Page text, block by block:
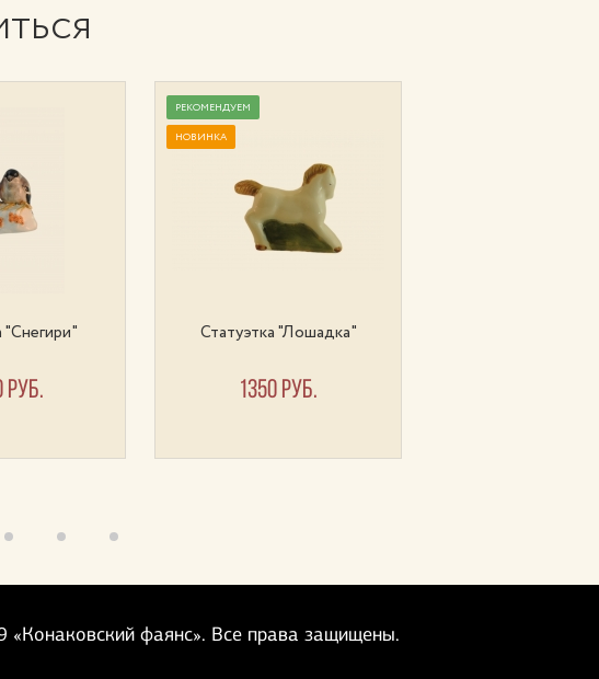
"Снегири"
руб.
РЕКОМЕНДУЕМ
НОВИНКА
Статуэтка "Лошадка"
1350 руб.
«Конаковский фаянс». Все права защищены.